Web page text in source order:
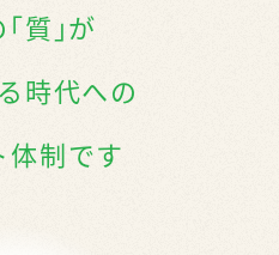
質｣が
時代への
体制です